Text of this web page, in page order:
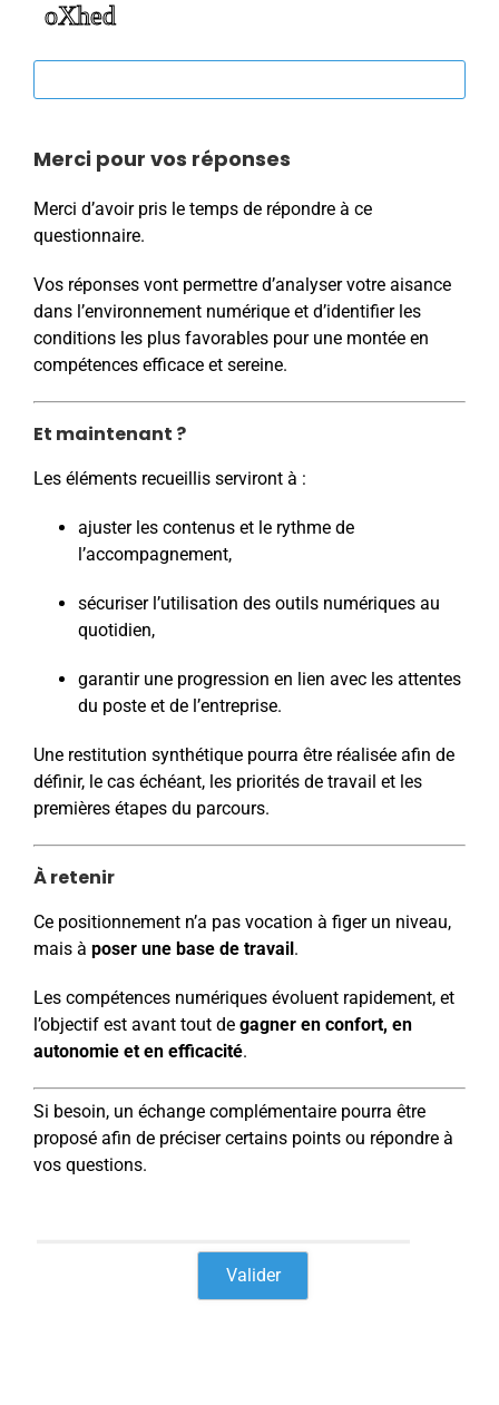
Merci pour vos réponses
Merci d’avoir pris le temps de répondre à ce
questionnaire.
Vos réponses vont permettre d’analyser votre aisance
dans l’environnement numérique et d’identifier les
conditions les plus favorables pour une montée en
compétences efficace et sereine.
Et maintenant ?
Les éléments recueillis serviront à :
ajuster les contenus et le rythme de
l’accompagnement,
sécuriser l’utilisation des outils numériques au
quotidien,
garantir une progression en lien avec les attentes
du poste et de l’entreprise.
Une restitution synthétique pourra être réalisée afin de
définir, le cas échéant, les priorités de travail et les
premières étapes du parcours.
À retenir
Ce positionnement n’a pas vocation à figer un niveau,
mais à poser une base de travail.
Les compétences numériques évoluent rapidement, et
l’objectif est avant tout de gagner en confort, en
autonomie et en efficacité.
Si besoin, un échange complémentaire pourra être
proposé afin de préciser certains points ou répondre à
vos questions.